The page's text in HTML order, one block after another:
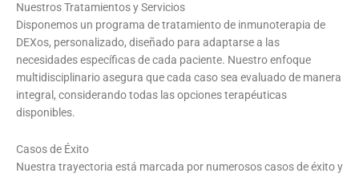
Nuestros Tratamientos y Servicios
Disponemos un programa de tratamiento de inmunoterapia de
DEXos, personalizado, diseñado para adaptarse a las
necesidades específicas de cada paciente. Nuestro enfoque
multidisciplinario asegura que cada caso sea evaluado de manera
integral, considerando todas las opciones terapéuticas
disponibles.
Casos de Éxito
Nuestra trayectoria está marcada por numerosos casos de éxito y